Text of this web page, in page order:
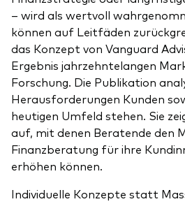
– wird als wertvoll
können auf Leitfäden
das Konzept von Vanguard
Ergebnis jahrzehntelangen
Forschung. Die Publikation
Herausforderungen Kunden
heutigen Umfeld stehen. Sie
auf, mit denen Beratende den
Finanzberatung für ihre
erhöhen können.
Individuelle Konzepte statt